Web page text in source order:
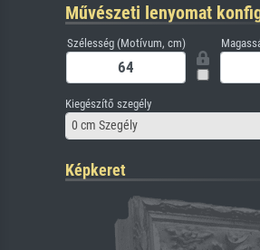
Művészeti lenyomat
Szélesség (Motívum, cm)
Kiegészítő szegély
0 cm Szegély
Képkeret